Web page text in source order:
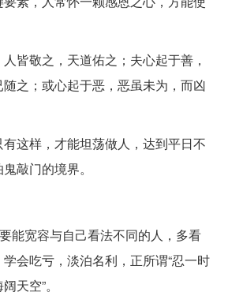
皆敬之，天道佑之；夫心起于善，
之；或心起于恶，恶虽未为，而凶
这样，才能坦荡做人，达到平日不
敲门的境界。
能宽容与自己看法不同的人，多看
会吃亏，淡泊名利，正所谓“忍一时
天空”。